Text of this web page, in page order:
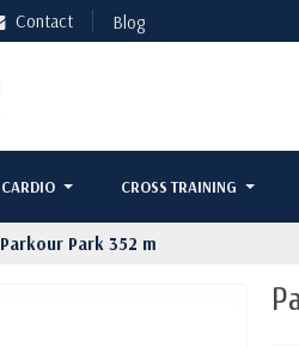
Contact Blog
CARDIO CROSS TRAINING
Parkour Park 352 m